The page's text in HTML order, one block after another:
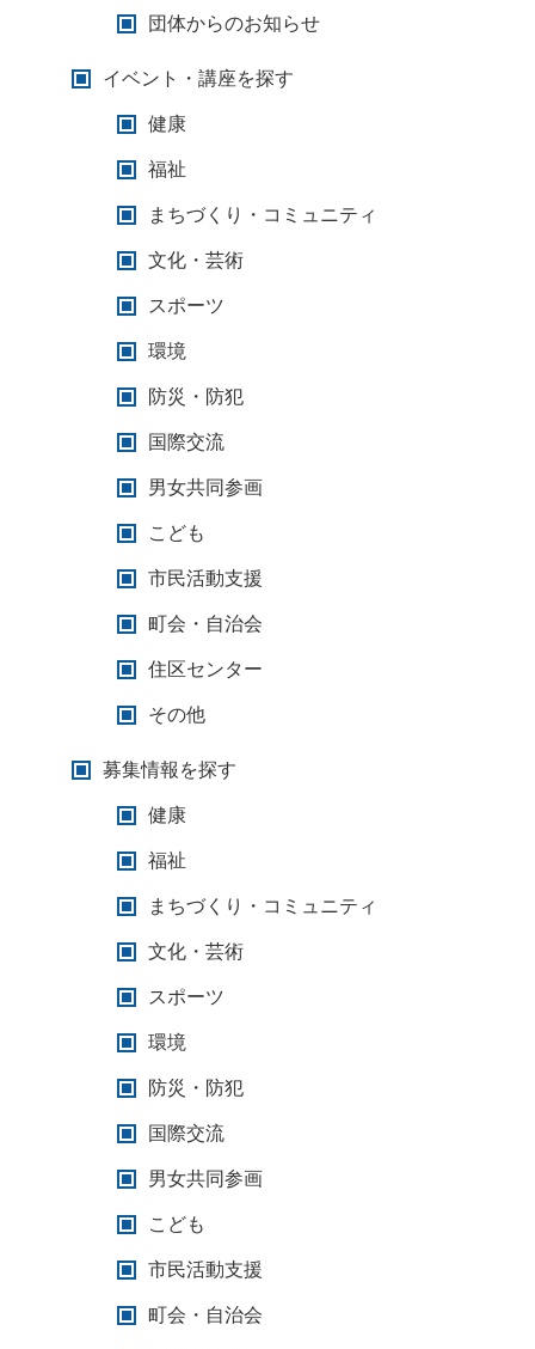
団体からのお知らせ
イベント・講座を探す
健康
福祉
まちづくり・コミュニティ
文化・芸術
スポーツ
環境
防災・防犯
国際交流
男女共同参画
こども
市民活動支援
町会・自治会
住区センター
その他
募集情報を探す
健康
福祉
まちづくり・コミュニティ
文化・芸術
スポーツ
環境
防災・防犯
国際交流
男女共同参画
こども
市民活動支援
町会・自治会